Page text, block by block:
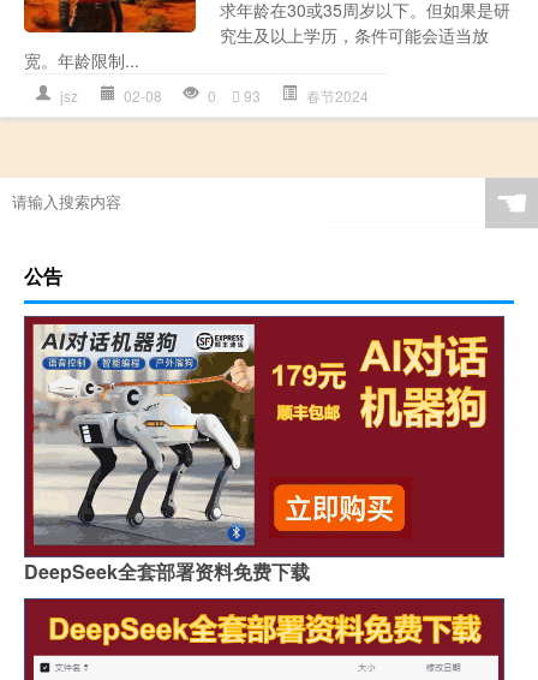
求年龄在30或35周岁以下。但如果是研
究生及以上学历，条件可能会适当放
宽。年龄限制...
jsz 02-08 0 93 春节2024
☚
公告
DeepSeek全套部署资料免费下载